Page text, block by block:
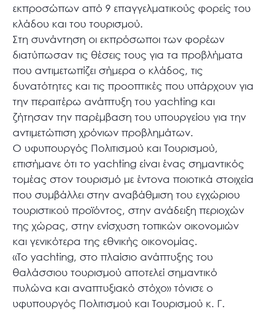
εκπροσώπων από 9 επαγγελματικούς φορείς του
κλάδου και του τουρισμού.
Στη συνάντηση οι εκπρόσωποι των φορέων
διατύπωσαν τις θέσεις τους για τα προβλήματα
που αντιμετωπίζει σήμερα ο κλάδος, τις
δυνατότητες και τις προοπτικές που υπάρχουν για
την περαιτέρω ανάπτυξη του yachting και
ζήτησαν την παρέμβαση του υπουργείου για την
αντιμετώπιση χρόνιων προβλημάτων.
Ο υφυπουργός Πολιτισμού και Τουρισμού,
επισήμανε ότι το yachting είναι ένας σημαντικός
τομέας στον τουρισμό με έντονα ποιοτικά στοιχεία
που συμβάλλει στην αναβάθμιση του εγχώριου
τουριστικού προϊόντος, στην ανάδειξη περιοχών
της χώρας, στην ενίσχυση τοπικών οικονομιών
και γενικότερα της εθνικής οικονομίας.
«Το yachting, στο πλαίσιο ανάπτυξης του
θαλάσσιου τουρισμού αποτελεί σημαντικό
πυλώνα και αναπτυξιακό στόχο» τόνισε ο
υφυπουργός Πολιτισμού και Τουρισμού κ. Γ.